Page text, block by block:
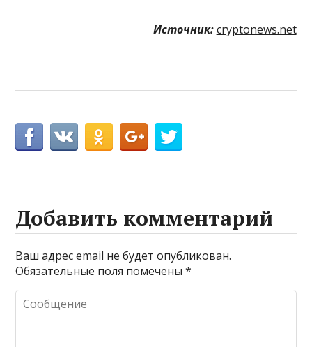
Источник: cryptonews.net
Добавить комментарий
Ваш адрес email не будет опубликован.
Обязательные поля помечены*